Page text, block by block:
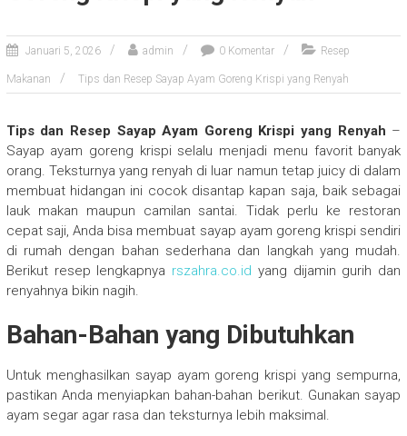
Januari 5, 2026 admin 0 Komentar Resep
Makanan Tips dan Resep Sayap Ayam Goreng Krispi yang Renyah
Tips dan Resep Sayap Ayam Goreng Krispi yang Renyah –
Sayap ayam goreng krispi selalu menjadi menu favorit banyak
orang. Teksturnya yang renyah di luar namun tetap juicy di dalam
membuat hidangan ini cocok disantap kapan saja, baik sebagai
lauk makan maupun camilan santai. Tidak perlu ke restoran
cepat saji, Anda bisa membuat sayap ayam goreng krispi sendiri
di rumah dengan bahan sederhana dan langkah yang mudah.
Berikut resep lengkapnya rszahra.co.id yang dijamin gurih dan
renyahnya bikin nagih.
Bahan-Bahan yang Dibutuhkan
Untuk menghasilkan sayap ayam goreng krispi yang sempurna,
pastikan Anda menyiapkan bahan-bahan berikut. Gunakan sayap
ayam segar agar rasa dan teksturnya lebih maksimal.